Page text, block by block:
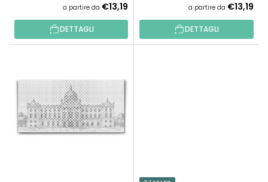
T
I
a partire da €13,19
DETTAGLI
a partire da €13,19
DETTAGLI